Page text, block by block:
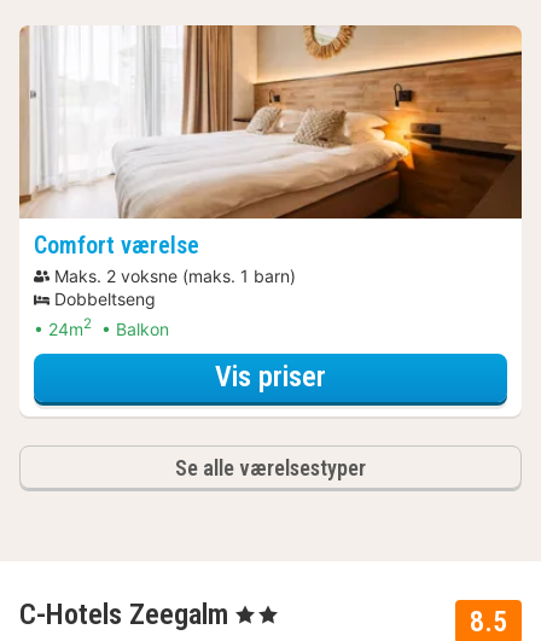
Comfort værelse
Maks. 2 voksne (maks. 1 barn)
Dobbeltseng
24m2 Balkon
Vis priser
Se alle værelsestyper
8.5
C-Hotels Zeegalm , 2 Stjerner